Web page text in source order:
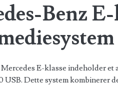
Benz E-
E-klasse indeholder et
USB. Dette system kombinerer